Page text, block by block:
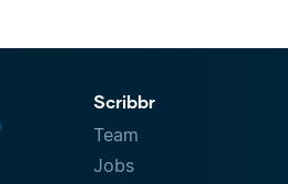
Scribbr
Team
Jobs